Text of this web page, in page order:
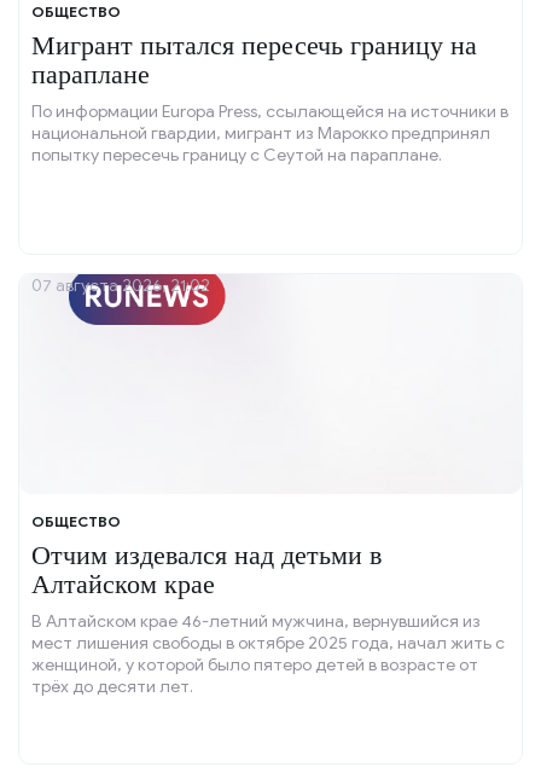
ОБЩЕСТВО
Мигрант пытался пересечь границу на
параплане
По информации Europa Press, ссылающейся на источники в
национальной гвардии, мигрант из Марокко предпринял
попытку пересечь границу с Сеутой на параплане.
ОБЩЕСТВО
Отчим издевался над детьми в
Алтайском крае
В Алтайском крае 46-летний мужчина, вернувшийся из
мест лишения свободы в октябре 2025 года, начал жить с
женщиной, у которой было пятеро детей в возрасте от
трёх до десяти лет.
07 августа 2026, 21:02